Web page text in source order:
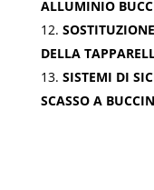
ALLUMINIO
DELLA
SISTEMI DI
SCASSO A